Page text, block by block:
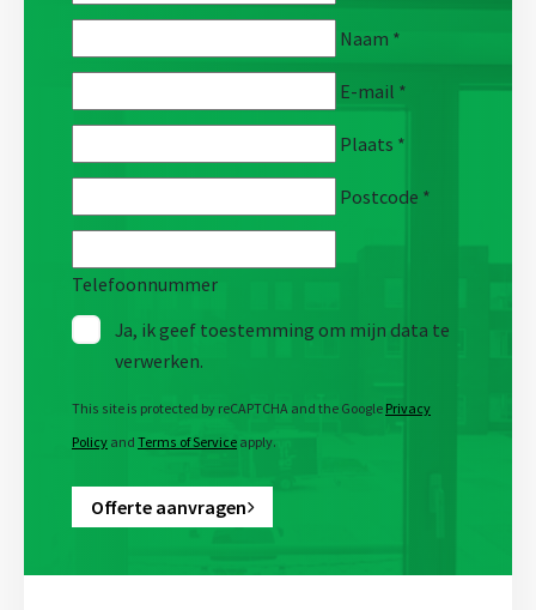
Naam *
E-mail *
Plaats *
Postcode *
Telefoonnummer
Ja, ik geef toestemming om mijn data te
verwerken.
This site is protected by reCAPTCHA and the Google Privacy
Policy and Terms of Service apply.
Offerte aanvragen